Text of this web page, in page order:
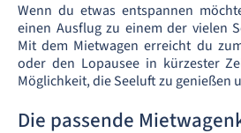
Wenn du etwas entspannen
einen Ausflug zu einem der vielen
Mit dem Mietwagen erreicht du
oder den Lopausee in kürzester
Möglichkeit, die Seeluft zu genießen
Die passende